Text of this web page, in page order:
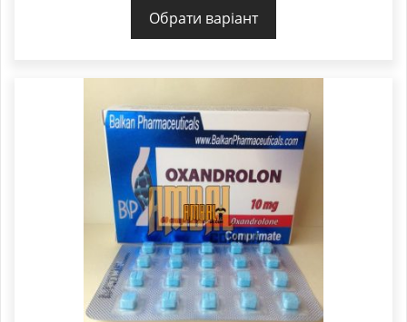
Обрати варіант